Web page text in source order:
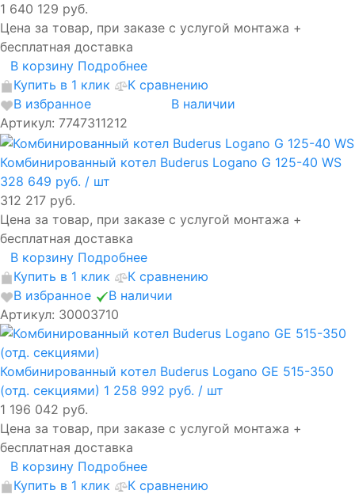
1 640 129 руб.
Цена за товар, при заказе с услугой монтажа +
бесплатная доставка
В корзину Подробнее
Купить в 1 клик
К сравнению
В избранное
В наличии
Артикул: 7747311212
Комбинированный котел Buderus Logano G 125-40 WS
328 649 руб. / шт
312 217 руб.
Цена за товар, при заказе с услугой монтажа +
бесплатная доставка
В корзину Подробнее
Купить в 1 клик
К сравнению
В избранное
В наличии
Артикул: 30003710
Комбинированный котел Buderus Logano GE 515-350
(отд. секциями) 1 258 992 руб. / шт
1 196 042 руб.
Цена за товар, при заказе с услугой монтажа +
бесплатная доставка
В корзину Подробнее
Купить в 1 клик
К сравнению